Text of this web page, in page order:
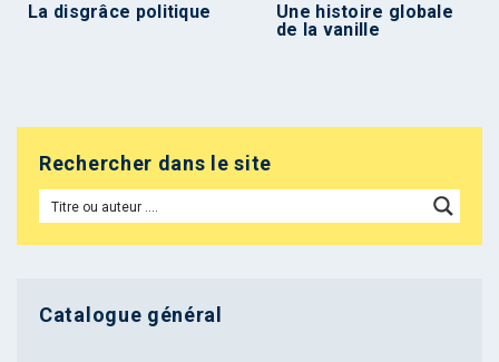
La disgrâce politique
Une histoire globale
de la vanille
Rechercher dans le site
Catalogue général